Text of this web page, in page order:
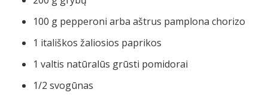
100 g pepperoni arba aštrus pamplona chorizo
1 itališkos žaliosios paprikos
1 valtis natūralūs grūsti pomidorai
1/2 svogūnas